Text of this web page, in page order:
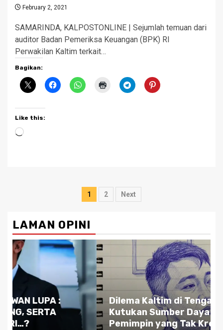
February 2, 2021
SAMARINDA, KALPOSTONLINE | Sejumlah temuan dari
auditor Badan Pemeriksa Keuangan (BPK) RI
Perwakilan Kaltim terkait…
Bagikan:
Like this:
Loading…
Posts
1 2 Next
LAMAN OPINI
Dilema Kaltim di Tengah Krisis:
Kutukan Sumber Daya Alam dan
Pemimpin yang Tak Kreatif